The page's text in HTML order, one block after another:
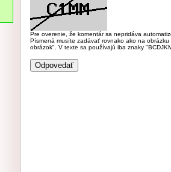
Pre overenie, že komentár sa nepridáva
Písmená musíte zadávať rovnako ako na
obrázok". V texte sa používajú iba znaky